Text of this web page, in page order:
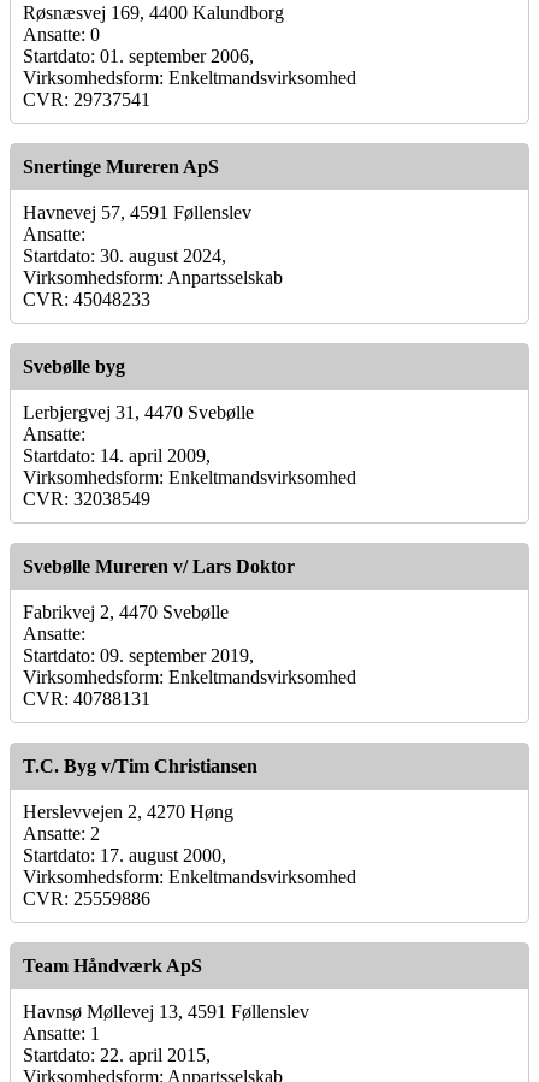
Røsnæsvej 169, 4400 Kalundborg
Ansatte: 0
Startdato: 01. september 2006,
Virksomhedsform: Enkeltmandsvirksomhed
CVR: 29737541
Snertinge Mureren ApS
Havnevej 57, 4591 Føllenslev
Ansatte:
Startdato: 30. august 2024,
Virksomhedsform: Anpartsselskab
CVR: 45048233
Svebølle byg
Lerbjergvej 31, 4470 Svebølle
Ansatte:
Startdato: 14. april 2009,
Virksomhedsform: Enkeltmandsvirksomhed
CVR: 32038549
Svebølle Mureren v/ Lars Doktor
Fabrikvej 2, 4470 Svebølle
Ansatte:
Startdato: 09. september 2019,
Virksomhedsform: Enkeltmandsvirksomhed
CVR: 40788131
T.C. Byg v/Tim Christiansen
Herslevvejen 2, 4270 Høng
Ansatte: 2
Startdato: 17. august 2000,
Virksomhedsform: Enkeltmandsvirksomhed
CVR: 25559886
Team Håndværk ApS
Havnsø Møllevej 13, 4591 Føllenslev
Ansatte: 1
Startdato: 22. april 2015,
Virksomhedsform: Anpartsselskab